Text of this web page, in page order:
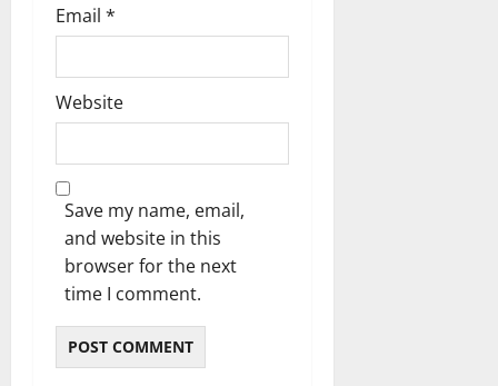
Email *
Website
Save my name, email,
and website in this
browser for the next
time I comment.